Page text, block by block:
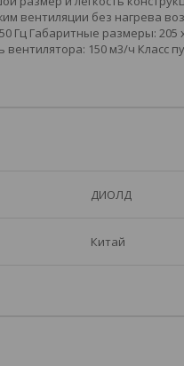
вентиляции без нагрева
Габаритные размеры: 205
150 м3/ч Класс
ДИОЛД
Китай